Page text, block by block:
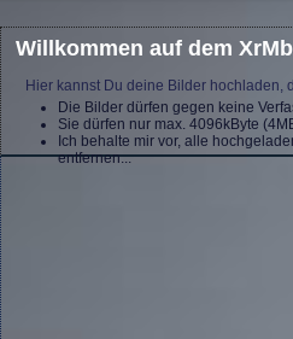
Willkommen auf dem
Hier kannst Du deine Bilder hochladen,
Die Bilder dürfen gegen keine
Sie dürfen nur max. 4096kByte
Ich behalte mir vor, alle
entfernen...